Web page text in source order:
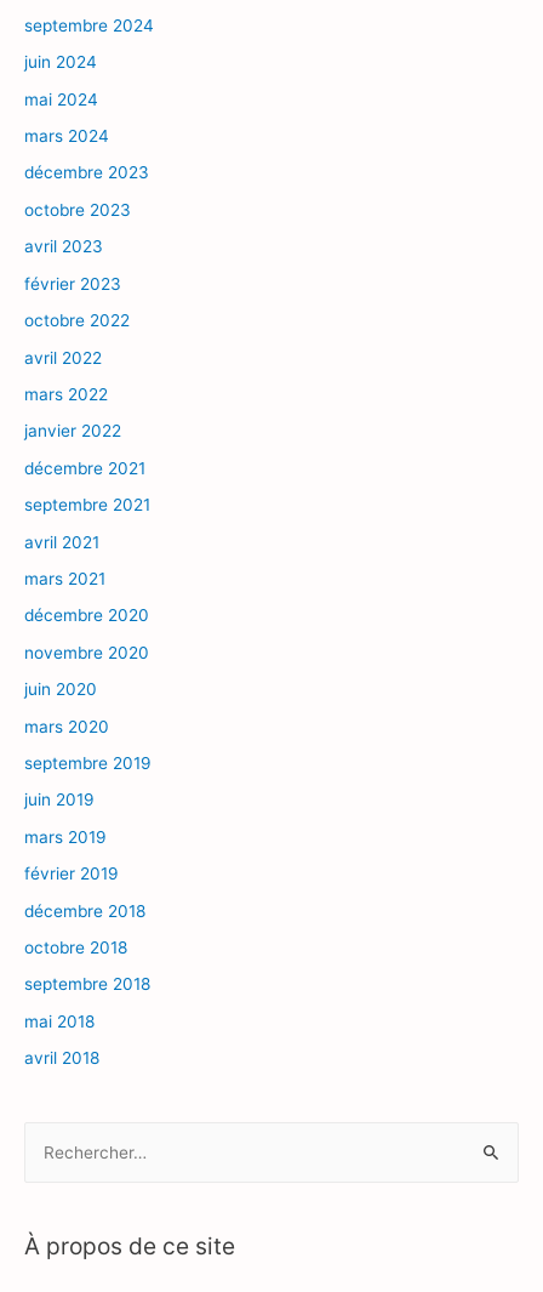
septembre 2024
juin 2024
mai 2024
mars 2024
décembre 2023
octobre 2023
avril 2023
février 2023
octobre 2022
avril 2022
mars 2022
janvier 2022
décembre 2021
septembre 2021
avril 2021
mars 2021
décembre 2020
novembre 2020
juin 2020
mars 2020
septembre 2019
juin 2019
mars 2019
février 2019
décembre 2018
octobre 2018
septembre 2018
mai 2018
avril 2018
h
À propos de ce site